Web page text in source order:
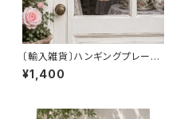
〔輸入雑貨〕ハンギングプレート
（ピンク）
¥1,400